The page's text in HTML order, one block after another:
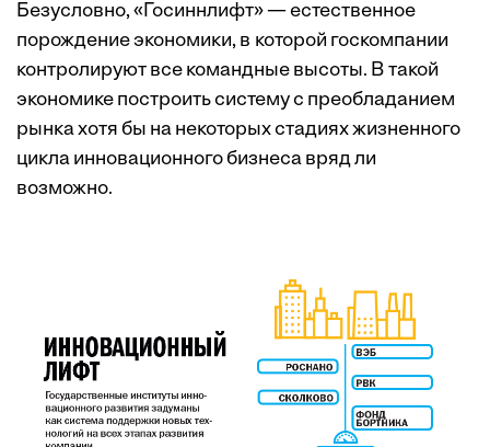
Безусловно, «Госиннлифт» — естественное
порождение экономики, в которой госкомпании
контролируют все командные высоты. В такой
экономике построить систему с преобладанием
рынка хотя бы на некоторых стадиях жизненного
цикла инновационного бизнеса вряд ли
возможно.